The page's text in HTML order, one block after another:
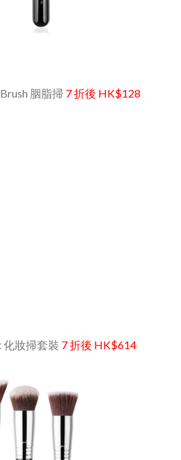
胭脂掃 7 折後 HK$128
化妝掃套裝 7 折後 HK$614